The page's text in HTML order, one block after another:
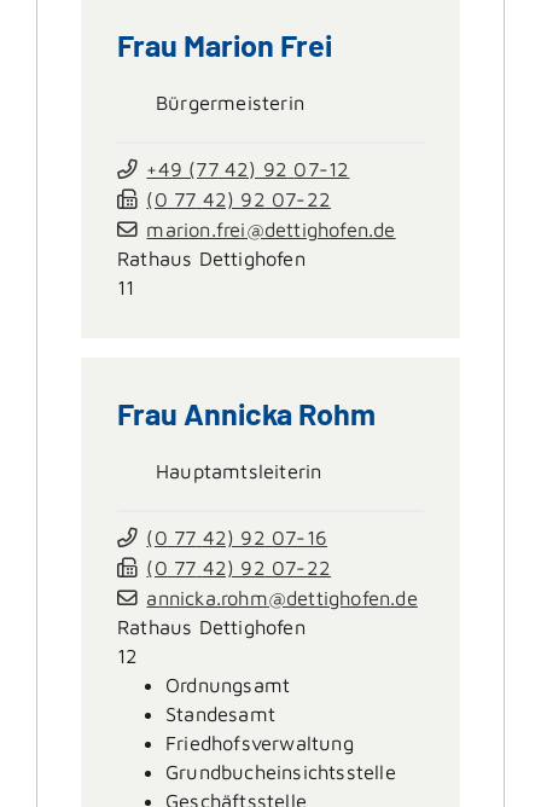
Frau Marion Frei
Bürgermeisterin
+49 (77 42) 92 07-12
(0 77 42) 92 07-22
marion.frei@dettighofen.de
Rathaus Dettighofen
11
Frau Annicka Rohm
Hauptamtsleiterin
(0 77 42) 92 07-16
(0 77 42) 92 07-22
annicka.rohm@dettighofen.de
Rathaus Dettighofen
12
Ordnungsamt
Standesamt
Friedhofsverwaltung
Grundbucheinsichtsstelle
Geschäftsstelle